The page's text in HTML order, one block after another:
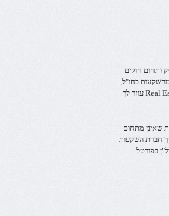
ותחום חוקים
בחו"ל,
החל מחוקי המדינה, יחס הממשלה להשקעות זרות ולמשקיעים פנימיים, כלכלת המדינה ועוד. פורטל Real Estate Online עוזר לך
שאינן מתחום
חברת השקעות
בפורטל.